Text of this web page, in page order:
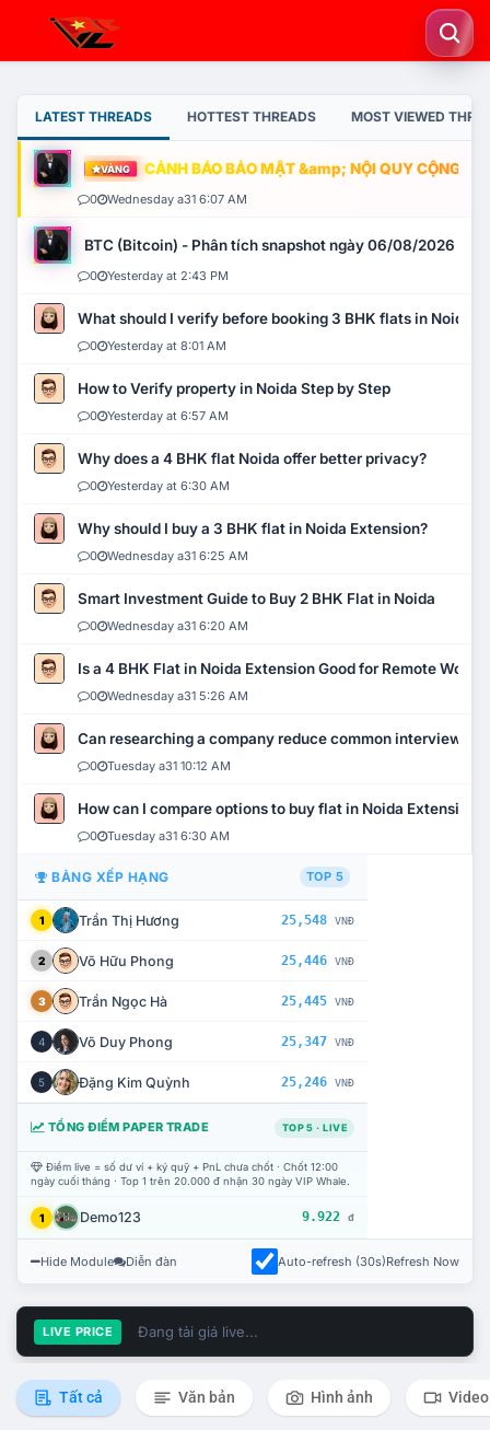
LATEST THREADS HOTTEST THREADS MOST VIEWED
VÀNG CẢNH BÁO BẢO MẬT &amp; NỘI QUY CỘNG
0 Wednesday a31 6:07 AM
BTC (Bitcoin) - Phân tích snapshot ngày 06/08/2026
0 Yesterday at 2:43 PM
What should I verify before booking 3 BHK flats in Noida?
0 Yesterday at 8:01 AM
How to Verify property in Noida Step by Step
0 Yesterday at 6:57 AM
Why does a 4 BHK flat Noida offer better privacy?
0 Yesterday at 6:30 AM
Why should I buy a 3 BHK flat in Noida Extension?
0 Wednesday a31 6:25 AM
Smart Investment Guide to Buy 2 BHK Flat in Noida
0 Wednesday a31 6:20 AM
Is a 4 BHK Flat in Noida Extension Good for Remote Work?
0 Wednesday a31 5:26 AM
Can researching a company reduce common interview
0 Tuesday a31 10:12 AM
How can I compare options to buy flat in Noida Extension?
0 Tuesday a31 6:30 AM
BẢNG XẾP HẠNG TOP 5
1 Trần Thị Hương 25,548 VNĐ
2 Võ Hữu Phong 25,446 VNĐ
3 Trần Ngọc Hà 25,445 VNĐ
4 Võ Duy Phong 25,347 VNĐ
5 Đặng Kim Quỳnh 25,246 VNĐ
TỔNG ĐIỂM PAPER TRADE TOP 5 · LIVE
Điểm live = số dư ví + ký quỹ + PnL chưa chốt · Chốt 12:00
ngày cuối tháng · Top 1 trên 20.000 đ nhận 30 ngày VIP Whale.
1 Demo123 9.922 đ
Hide Module Diễn đàn Auto-refresh (30s)Refresh Now
LIVE PRICE Đang tải giá live...
Tất cả Văn bản Hình ảnh Video